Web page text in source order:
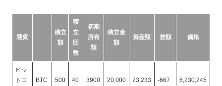
通貨
積立
額
積
立
回
数
初期
所有
額
積立金
額
資産額 差額 価格
ビッ
トコ
BTC 500 40 3900 20,000 23,233 -667 6,230,245